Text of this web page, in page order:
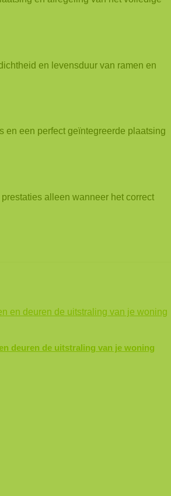
en levensduur van ramen en
en een perfect geïntegreerde plaatsing
alleen wanneer het correct
deuren de uitstraling van je woning